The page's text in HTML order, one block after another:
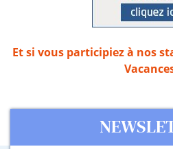
Et si vous participiez à nos